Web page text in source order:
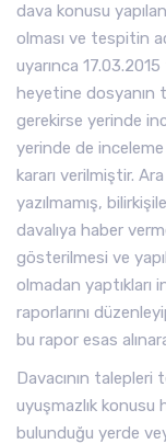
dava konusu
olması ve tespitin
uyarınca
heyetine dosyanın
gerekirse yerinde
yerinde de
kararı verilmiştir.
yazılmamış,
davalıya haber
gösterilmesi ve
olmadan yaptıkları
raporlarını
bu rapor esas
Davacının
uyuşmazlık konusu
bulunduğu yerde